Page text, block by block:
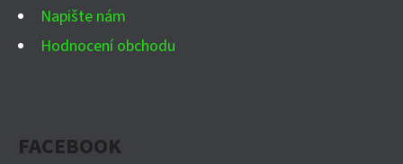
Napište nám
Hodnocení obchodu
FACEBOOK